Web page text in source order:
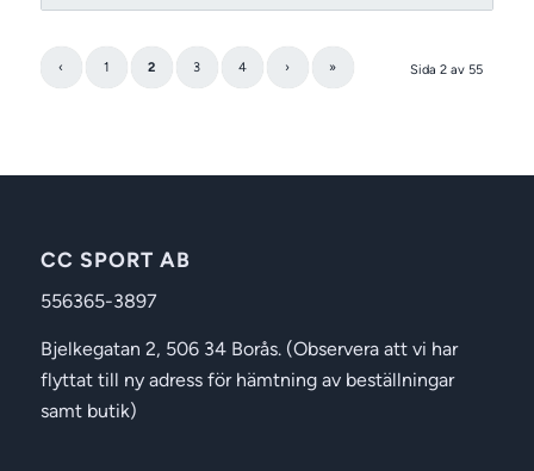
Sida 2 av 55
‹ 1 2 3 4 › »
CC SPORT AB
556365-3897
Bjelkegatan 2, 506 34 Borås. (Observera att vi har
flyttat till ny adress för hämtning av beställningar
samt butik)